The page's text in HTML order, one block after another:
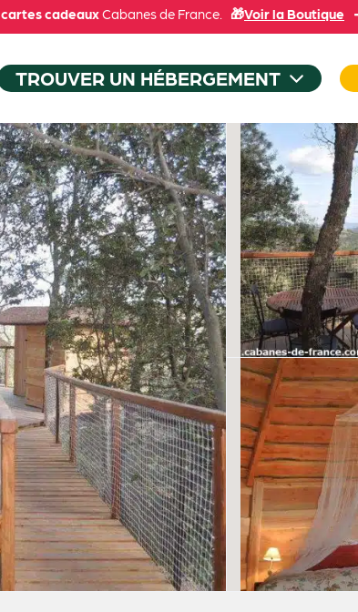
cartes cadeauxCabanes de France. 🎁Voir la Boutique
TROUVER UN HÉBERGEMENT